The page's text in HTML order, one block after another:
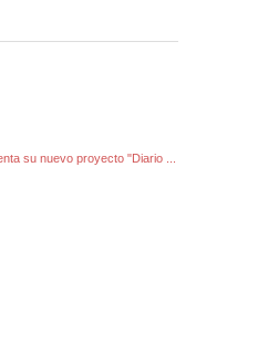
su nuevo proyecto "Diario ...